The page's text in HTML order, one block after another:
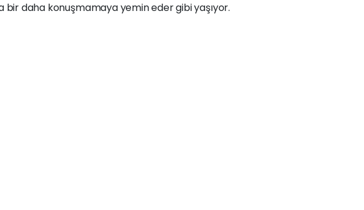
bir daha konuşmamaya yemin eder gibi yaşıyor.